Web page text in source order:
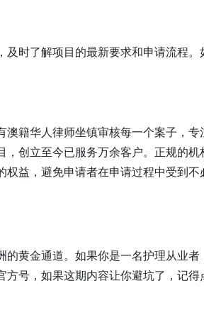
时了解项目的最新要求和申请流程
籍华人律师坐镇审核每一个案子，专
创立至今已服务万余客户。正规的
益，避免申请者在申请过程中受到不
黄金通道。如果你是一名护理从业
号，如果这期内容让你避坑了，记得